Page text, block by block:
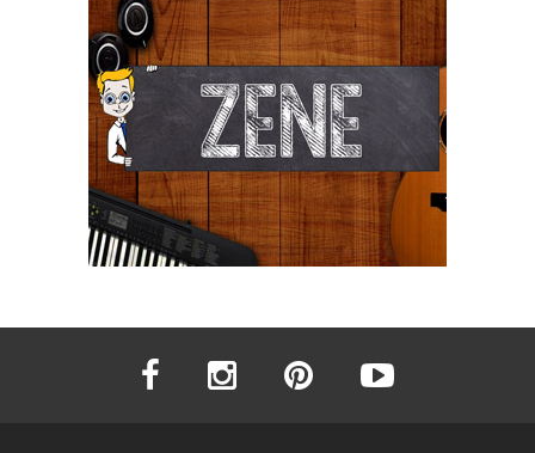
facebook instagram